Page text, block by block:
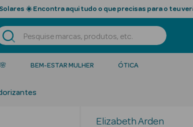
☀️ Encontra aqui tudo o que precisas para o teu
BEM-ESTAR MULHER ÓTICA
Elizabeth Arden